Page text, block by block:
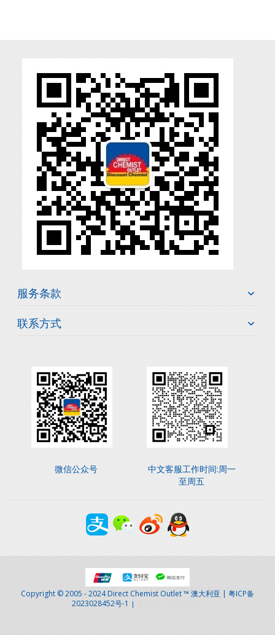
服务条款
联系方式
微信公众号
中文客服工作时间:周一
至周五
Copyright © 2005 - 2024 Direct Chemist Outlet ™ 澳大利亚 | 粤ICP备
2023028452号-1 |